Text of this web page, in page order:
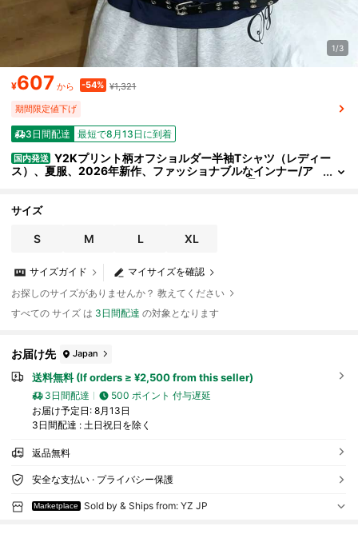
1/3
¥607 から -54% ¥1,321
期間限定値下げ
3日間配達 最短で8月13日に到着
国内発送 Y2Kプリント柄オフショルダー半袖Tシャツ（レディー
ス）、夏服、2026年新作、ファッショナブルなインナー/ア
ウターレイヤー、ゆったりフィット、スリムに見せる、オフ
サイズ
S M L XL
マイサイズを確認
サイズガイド
お探しのサイズがありませんか？ 教えてください
すべての サイズ は 3日間配達 の対象となります
お届け先 Japan
送料無料 (If orders ≥ ¥2,500 from this seller)
3日間配達
500 ポイント 付与遅延
お届け予定日: 8月13日
3日間配達 : 土日祝日を除く
返品無料
安全な支払い · プライバシー保護
Marketplace Sold by & Ships from: YZ JP